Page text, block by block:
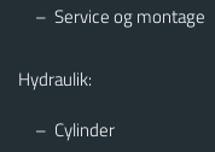
Service og montage
Hydraulik:
Cylinder